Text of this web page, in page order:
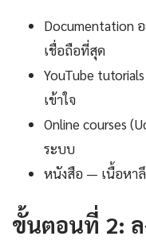
Documentation
เชื่อถือที่สุด
YouTube
เข้าใจ
Online courses
ระบบ
หนังสือ — เนื้อหา
ขั้นตอนที่ 2: